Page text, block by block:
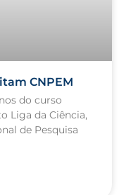
CNPEM
do curso
Liga da Ciência,
de Pesquisa